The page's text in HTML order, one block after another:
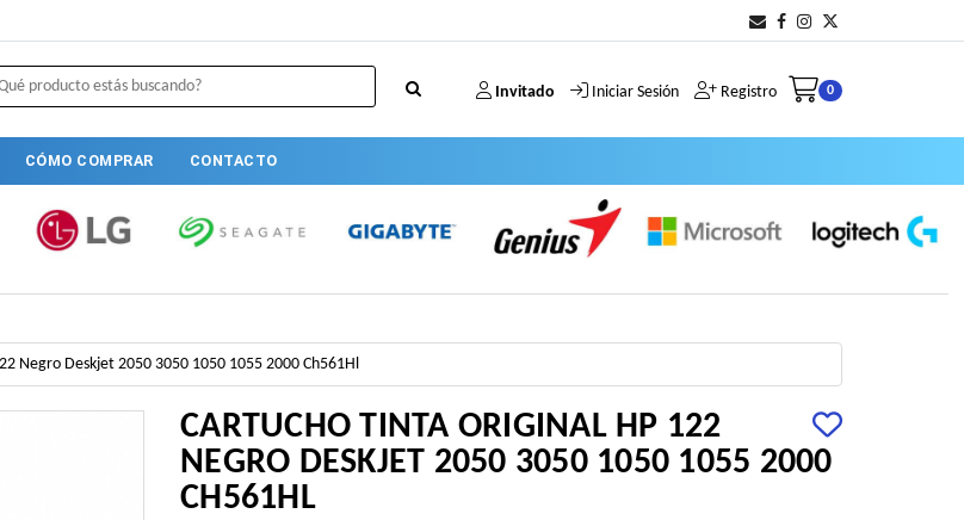
Invitado Iniciar Sesión Registro 0
CÓMO COMPRAR CONTACTO
Negro Deskjet 2050 3050 1050 1055 2000 Ch561Hl
CARTUCHO TINTA ORIGINAL HP 122
NEGRO DESKJET 2050 3050 1050 1055 2000
CH561HL